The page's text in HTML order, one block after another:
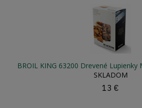
BROIL KING 63200 Drevené Lupienky
SKLADOM
13 €